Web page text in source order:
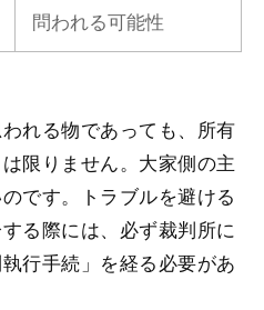
問われる可能性
れる物であっても、所有
限りません。大家側の主
です。トラブルを避ける
る際には、必ず裁判所に
行手続」を経る必要があ